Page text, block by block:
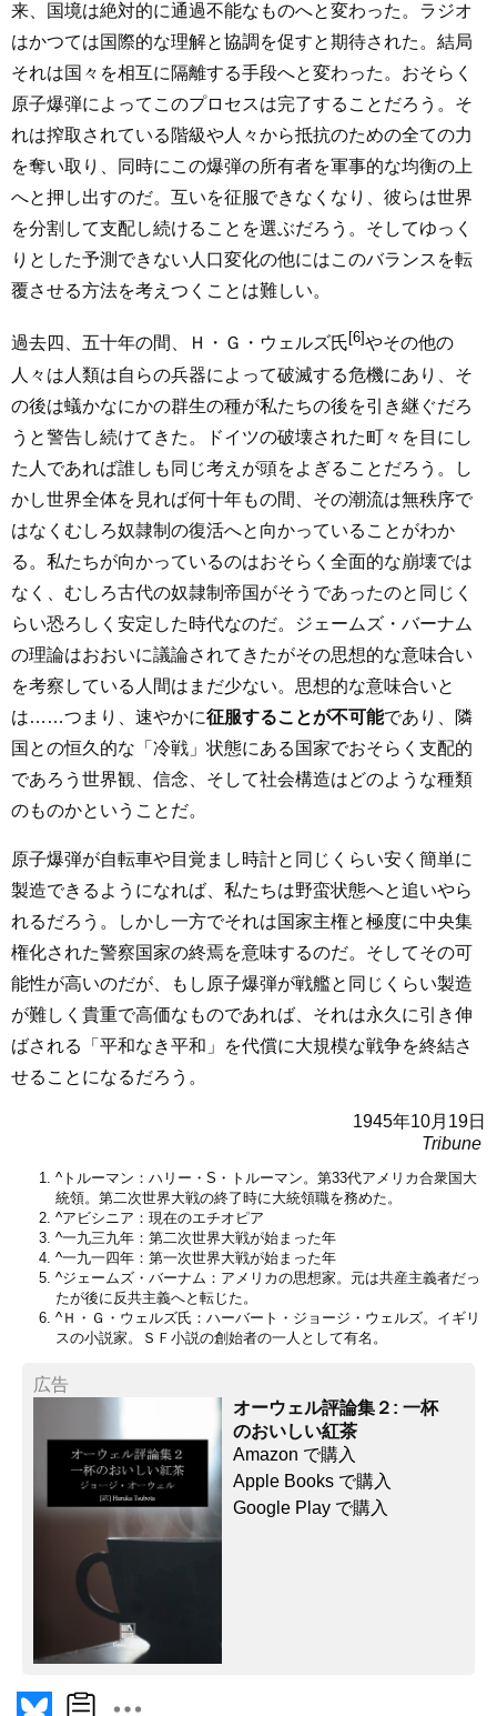
来、国境は絶対的に通過不能なものへと変わった。ラジオ
はかつては国際的な理解と協調を促すと期待された。結局
それは国々を相互に隔離する手段へと変わった。おそらく
原子爆弾によってこのプロセスは完了することだろう。そ
れは搾取されている階級や人々から抵抗のための全ての力
を奪い取り、同時にこの爆弾の所有者を軍事的な均衡の上
へと押し出すのだ。互いを征服できなくなり、彼らは世界
を分割して支配し続けることを選ぶだろう。そしてゆっく
りとした予測できない人口変化の他にはこのバランスを転
覆させる方法を考えつくことは難しい。
過去四、五十年の間、Ｈ・Ｇ・ウェルズ氏 [6]やその他の
人々は人類は自らの兵器によって破滅する危機にあり、そ
の後は蟻かなにかの群生の種が私たちの後を引き継ぐだろ
うと警告し続けてきた。ドイツの破壊された町々を目にし
た人であれば誰しも同じ考えが頭をよぎることだろう。し
かし世界全体を見れば何十年もの間、その潮流は無秩序で
はなくむしろ奴隷制の復活へと向かっていることがわか
る。私たちが向かっているのはおそらく全面的な崩壊では
なく、むしろ古代の奴隷制帝国がそうであったのと同じく
らい恐ろしく安定した時代なのだ。ジェームズ・バーナム
の理論はおおいに議論されてきたがその思想的な意味合い
を考察している人間はまだ少ない。思想的な意味合いと
は……つまり、速やかに征服することが不可能であり、隣
国との恒久的な「冷戦」状態にある国家でおそらく支配的
であろう世界観、信念、そして社会構造はどのような種類
のものかということだ。
原子爆弾が自転車や目覚まし時計と同じくらい安く簡単に
製造できるようになれば、私たちは野蛮状態へと追いやら
れるだろう。しかし一方でそれは国家主権と極度に中央集
権化された警察国家の終焉を意味するのだ。そしてその可
能性が高いのだが、もし原子爆弾が戦艦と同じくらい製造
が難しく貴重で高価なものであれば、それは永久に引き伸
ばされる「平和なき平和」を代償に大規模な戦争を終結さ
せることになるだろう。
1945年10月19日
Tribune
^ トルーマン：ハリー・S・トルーマン。第33代アメリカ合衆国大
統領。第二次世界大戦の終了時に大統領職を務めた。
^アビシニア：現在のエチオピア
^一九三九年：第二次世界大戦が始まった年
^一九一四年：第一次世界大戦が始まった年
^ジェームズ・バーナム：アメリカの思想家。元は共産主義者だっ
たが後に反共主義へと転じた。
^ Ｈ・Ｇ・ウェルズ氏：ハーバート・ジョージ・ウェルズ。イギリ
スの小説家。ＳＦ小説の創始者の一人として有名。
広告
オーウェル評論集２: 一杯
のおいしい紅茶
Amazon で購入
Apple Books で購入
Google Play で購入